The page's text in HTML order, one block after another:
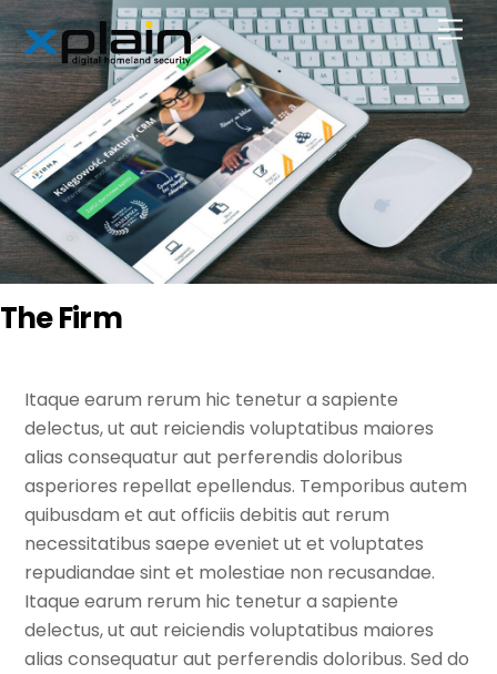
Skip
to
content
The Firm
Itaque earum rerum hic tenetur a sapiente
delectus, ut aut reiciendis voluptatibus maiores
alias consequatur aut perferendis doloribus
asperiores repellat epellendus. Temporibus autem
quibusdam et aut officiis debitis aut rerum
necessitatibus saepe eveniet ut et voluptates
repudiandae sint et molestiae non recusandae.
Itaque earum rerum hic tenetur a sapiente
delectus, ut aut reiciendis voluptatibus maiores
alias consequatur aut perferendis doloribus. Sed do